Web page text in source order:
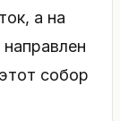
а на
собор